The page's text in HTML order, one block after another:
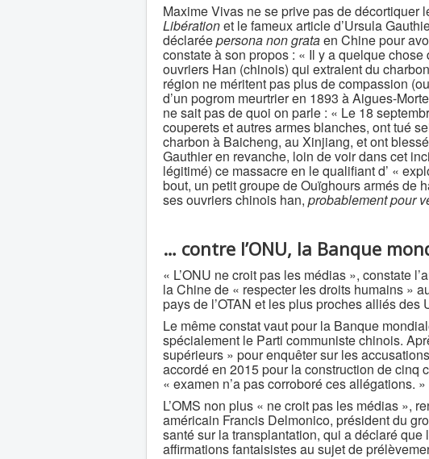
Maxime Vivas ne se prive pas de décortiquer
Libérationet le fameux article d’Ursula
déclaréepersona non grataen Chine pour
constate à son propos : « Il y a quelque
ouvriers Han (chinois) qui extraient du
région ne méritent pas plus de compassion
d’un pogrom meurtrier en 1893 à Aigues-
ne sait pas de quoi on parle : « Le 18
couperets et autres armes blanches, ont tué
charbon à Baicheng, au Xinjiang, et ont
Gauthier en revanche, loin de voir dans cet
légitimé) ce massacre en le qualifiant d’ «
bout, un petit groupe de Ouïghours armés de
ses ouvriers chinois han, probablement pour
… contre l’ONU, la Banque
« L’ONU ne croit pas les médias », constate
la Chine de « respecter les droits humains »
pays de l’OTAN et les plus proches alliés des
Le même constat vaut pour la Banque
spécialement le Parti communiste chinois.
supérieurs » pour enquêter sur les
accordé en 2015 pour la construction de cinq
« examen n’a pas corroboré ces allégations. »
L’OMS non plus « ne croit pas les médias »,
américain Francis Delmonico, président du
santé sur la transplantation, qui a déclaré
affirmations fantaisistes au sujet de